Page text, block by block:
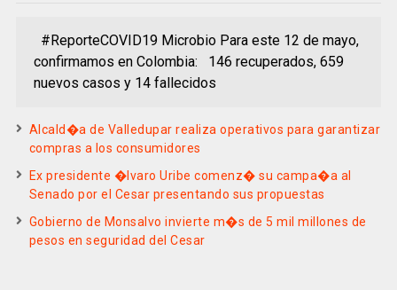
#ReporteCOVID19 Microbio Para este 12 de mayo,
confirmamos en Colombia: 146 recuperados, 659
nuevos casos y 14 fallecidos
Alcald�a de Valledupar realiza operativos para garantizar
compras a los consumidores
Ex presidente �lvaro Uribe comenz� su campa�a al
Senado por el Cesar presentando sus propuestas
Gobierno de Monsalvo invierte m�s de 5 mil millones de
pesos en seguridad del Cesar